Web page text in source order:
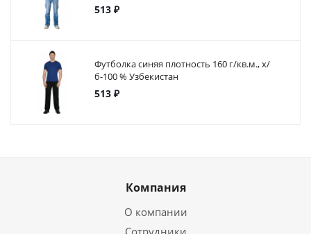
513 ₽
Футболка синяя плотность 160 г/кв.м., х/
б-100 % Узбекистан
513 ₽
Компания
О компании